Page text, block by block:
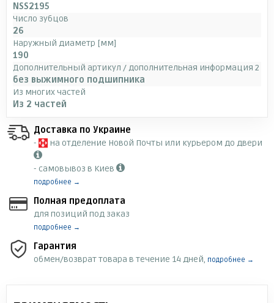
NSS2195
Число зубцов
26
Наружный диаметр [мм]
190
Дополнительный артикул / дополнительная информация 2
без выжимного подшипника
Из многих частей
Из 2 частей
Доставка по Украине
-
на отделение Новой Почты или курьером до двери
- самовывоз в Киев
подробнее →
Полная предоплата
для позиций под заказ
подробнее →
Гарантия
обмен/возврат товара в течение 14 дней, подробнее →